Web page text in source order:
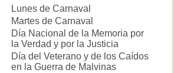
Lunes de Carnaval
Martes de Carnaval
Día Nacional de la Memoria por
la Verdad y por la Justicia
Día del Veterano y de los Caídos
en la Guerra de Malvinas